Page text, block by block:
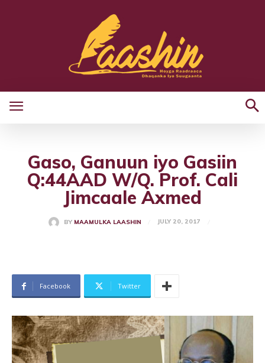
Gaso, Ganuun iyo Gasiin
Q:44AAD W/Q. Prof. Cali
Jimcaale Axmed
BY MAAMULKA LAASHIN JULY 20, 2017
Facebook Twitter